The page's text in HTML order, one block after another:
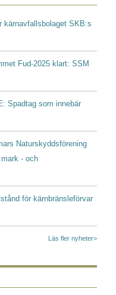
kärnavfallsbolaget SKB:s
Fud-2025 klart: SSM
Spadtag som innebär
Naturskyddsförening
- och
för kärnbränsleförvar
Läs fler nyheter>